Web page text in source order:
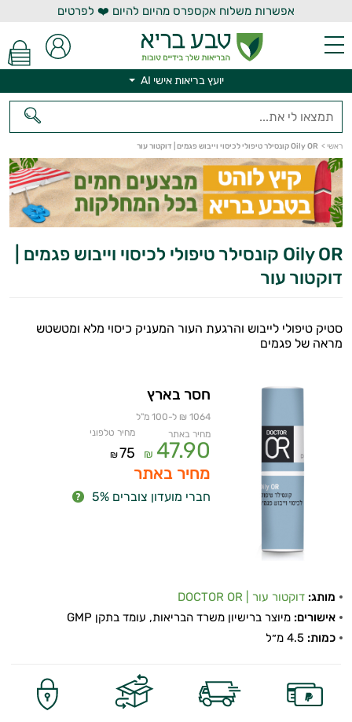
אפשרות משלוח אקספרס מהיום להיום ❤️ לפרטים
יועץ בריאות אישי AI
ראשי > Oily OR קונסילר טיפולי לכיסוי וייבוש פגמים | דוקטור עור
Oily OR קונסילר טיפולי לכיסוי וייבוש פגמים |
דוקטור עור
סטיק טיפולי לייבוש והרגעת העור המעניק כיסוי מלא ומטשטש
מראה של פגמים
חסר בארץ
1064 ₪ ל-100 מ"ל
מחיר באתר
47.90
₪
מחיר טלפוני
75
₪
מחיר באתר
חברי מועדון צוברים 5%
מותג: דוקטור עור | DOCTOR OR
אישורים: מיוצר ברישיון משרד הבריאות, עומד בתקן GMP
כמות:
יועץ בריאות אישי AI